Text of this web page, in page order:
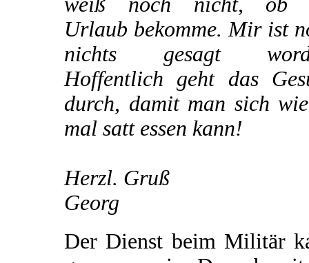
Urlaub bekomme. Mir ist
nichts gesagt
Hoffentlich geht das
durch, damit man sich
mal satt essen kann!
Herzl. Gruß
Georg
Der Dienst beim Militär